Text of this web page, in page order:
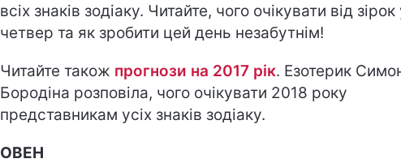
всіх знаків зодіаку. Читайте, чого очікувати від зірок
четвер та як зробити цей день незабутнім!
Читайте також прогнози на 2017 рік. Езотерик
Бородіна розповіла, чого очікувати 2018 року
представникам усіх знаків зодіаку.
ОВЕН